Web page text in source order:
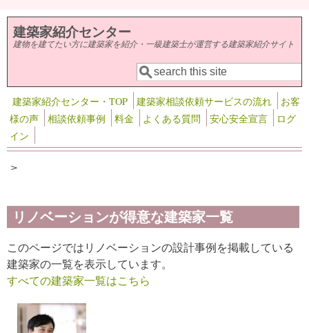
メインコンテンツに移動
建築家紹介センター
建物を建てたい方に建築家を紹介・一級建築士が運営する建築家紹介サイト
検索フォーム
検索
建築家紹介センター・TOP 建築家相談依頼サービスの流れ
お客
様の声
相談依頼事例 料金 よくある質問 安心安全宣言
ログ
イン
>
リノベーションが得意な建築家一覧
このページではリノベーションの設計事例を掲載している
建築家の一覧を表示しています。
すべての建築家一覧はこちら